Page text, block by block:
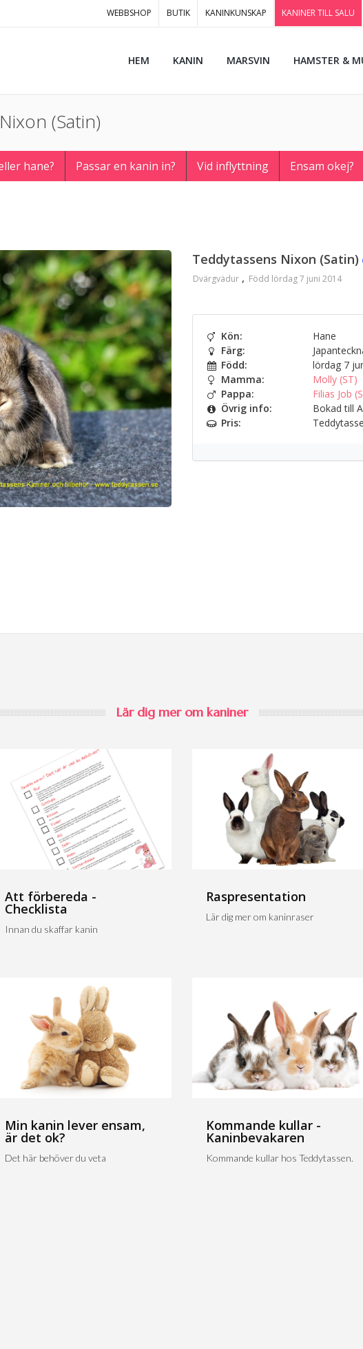
WEBBSHOP BUTIK KANINKUNSKAP KANINER TILL SALU
HEM KANIN MARSVIN HAMSTER &
(Satin)
hane? Passar en kanin in? Vid inflyttning Ensam okej?
Teddytassens Nixon (Satin)
Dvärgvädur Född lördag 7 juni 2014
Kön:
Hane
Färg:
Född:
lördag 7
Mamma:
Molly (ST)
Pappa:
Filias Job
Övrig info:
Bokad till
Pris:
Lär dig mer om kaniner
Att förbereda -
Checklista
Innan du skaffar kanin
Raspresentation
Lär dig mer om kaninraser
Min kanin lever ensam,
är det ok?
Det här behöver du veta
Kommande kullar -
Kaninbevakaren
Kommande kullar hos Teddytassen.